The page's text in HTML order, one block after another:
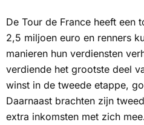
De Tour de France heeft een
2,5 miljoen euro en renners
manieren hun verdiensten
verdiende het grootste deel
winst in de tweede etappe,
Daarnaast brachten zijn
extra inkomsten met zich